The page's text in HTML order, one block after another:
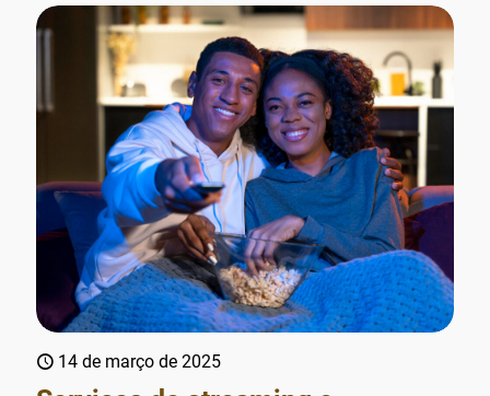
14 de março de 2025